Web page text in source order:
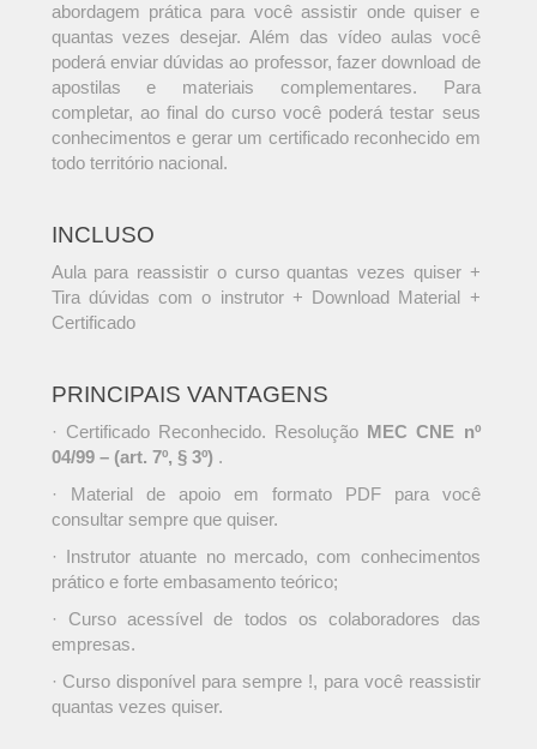
abordagem prática para você assistir onde quiser e
quantas vezes desejar. Além das vídeo aulas você
poderá enviar dúvidas ao professor, fazer download de
apostilas e materiais complementares. Para
completar, ao final do curso você poderá testar seus
conhecimentos e gerar um certificado reconhecido em
todo território nacional.
INCLUSO
Aula para reassistir o curso quantas vezes quiser +
Tira dúvidas com o instrutor + Download Material +
Certificado
PRINCIPAIS VANTAGENS
· Certificado Reconhecido. Resolução MEC CNE nº
04/99 – (art. 7º, § 3º) .
· Material de apoio em formato PDF para você
consultar sempre que quiser.
· Instrutor atuante no mercado, com conhecimentos
prático e forte embasamento teórico;
· Curso acessível de todos os colaboradores das
empresas.
· Curso disponível para sempre !, para você reassistir
quantas vezes quiser.